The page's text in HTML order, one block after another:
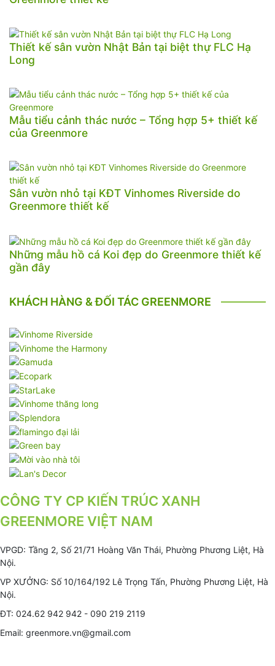
Thiết kế sân vườn Nhật Bản tại biệt thự FLC Hạ
Long
Mẫu tiểu cảnh thác nước – Tổng hợp 5+ thiết kế
của Greenmore
Sân vườn nhỏ tại KĐT Vinhomes Riverside do
Greenmore thiết kế
Những mẫu hồ cá Koi đẹp do Greenmore thiết kế
gần đây
KHÁCH HÀNG & ĐỐI TÁC GREENMORE
CÔNG TY CP KIẾN TRÚC XANH
GREENMORE VIỆT NAM
VPGD: Tầng 2, Số 21/71 Hoàng Văn Thái, Phường Phương Liệt, Hà
Nội.
VP XƯỞNG: Số 10/164/192 Lê Trọng Tấn, Phường Phương Liệt, Hà
Nội.
ĐT: 024.62 942 942 - 090 219 2119
Email: greenmore.vn@gmail.com